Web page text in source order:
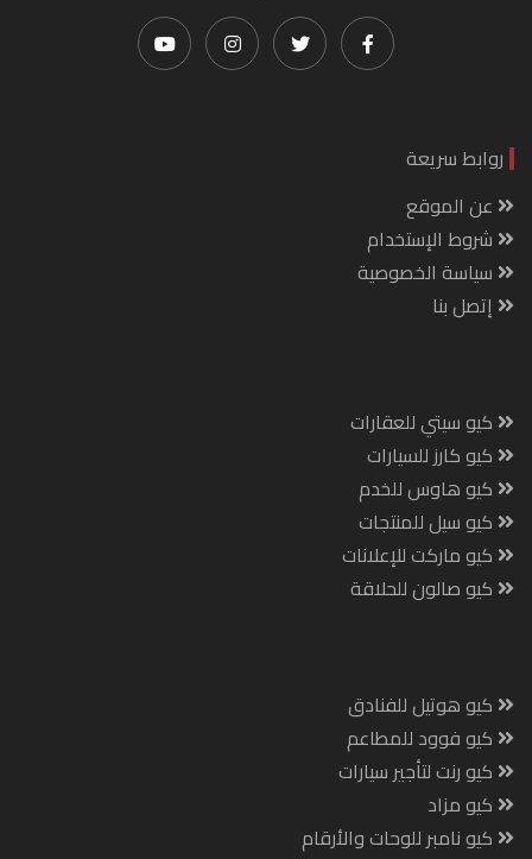
روابط سريعة
عن الموقع
شروط الإستخدام
سياسة الخصوصية
إتصل بنا
كيو سيتي للعقارات
كيو كارز للسيارات
كيو هاوس للخدم
كيو سيل للمنتجات
كيو ماركت للإعلانات
كيو صالون للحلاقة
كيو هوتيل للفنادق
كيو فوود للمطاعم
كيو رنت لتأجير سيارات
كيو مزاد
كيو نامبر للوحات والأرقام